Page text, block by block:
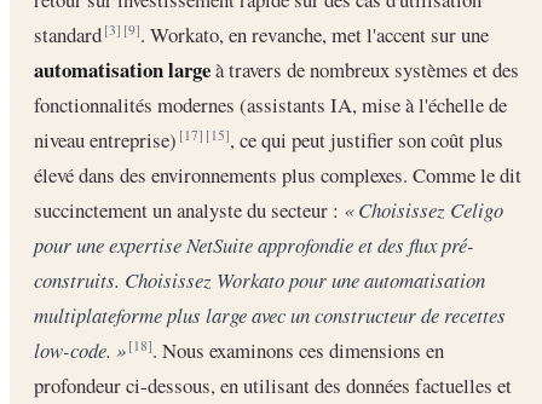
standard[3] [9]. Workato, en revanche, met l'accent sur une
automatisation largeà travers de nombreux systèmes et des
fonctionnalités modernes (assistants IA, mise à l'échelle de
niveau entreprise)[17] [15], ce qui peut justifier son coût plus
élevé dans des environnements plus complexes. Comme le dit
succinctement un analyste du secteur : « Choisissez Celigo
pour une expertise NetSuite approfondie et des flux pré-
construits. Choisissez Workato pour une automatisation
multiplateforme plus large avec un constructeur de recettes
low-code. » [18]. Nous examinons ces dimensions en
profondeur ci-dessous, en utilisant des données factuelles et